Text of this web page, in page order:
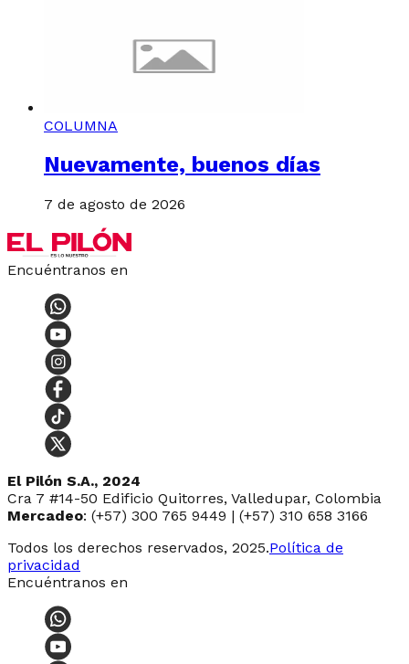
COLUMNA
Nuevamente, buenos días
7 de agosto de 2026
Encuéntranos en
El Pilón S.A., 2024
Cra 7 #14-50 Edificio Quitorres, Valledupar, Colombia
Mercadeo: (+57) 300 765 9449 | (+57) 310 658 3166
Todos los derechos reservados, 2025.Política de
privacidad
Encuéntranos en